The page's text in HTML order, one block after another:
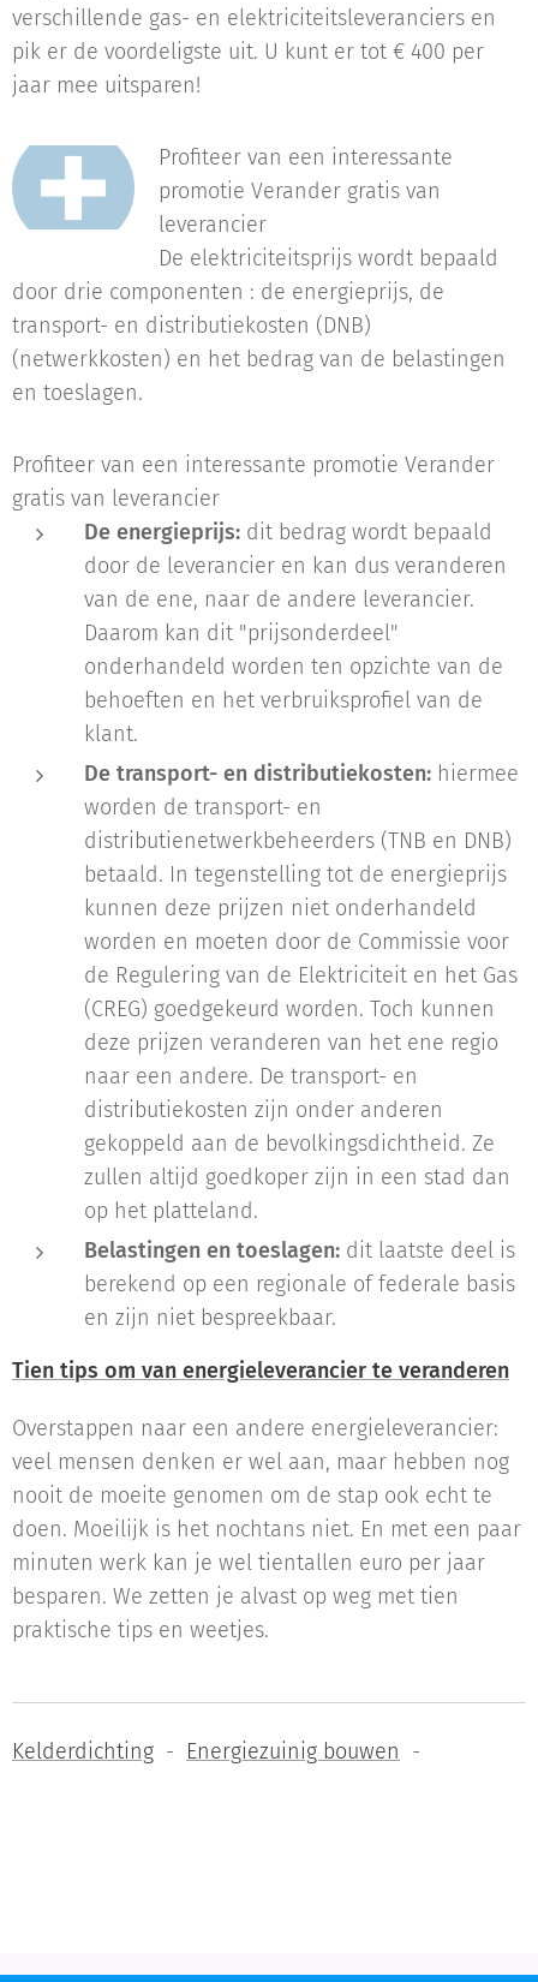
verschillende gas- en elektriciteitsleveranciers en
pik er de voordeligste uit. U kunt er tot € 400 per
jaar mee uitsparen!
Profiteer van een interessante
promotie Verander gratis van
leverancier
De elektriciteitsprijs wordt bepaald
door drie componenten : de energieprijs, de
transport- en distributiekosten (DNB)
(netwerkkosten) en het bedrag van de belastingen
en toeslagen.
Profiteer van een interessante promotie Verander
gratis van leverancier
De energieprijs: dit bedrag wordt bepaald
door de leverancier en kan dus veranderen
van de ene, naar de andere leverancier.
Daarom kan dit "prijsonderdeel"
onderhandeld worden ten opzichte van de
behoeften en het verbruiksprofiel van de
klant.
De transport- en distributiekosten: hiermee
worden de transport- en
distributienetwerkbeheerders (TNB en DNB)
betaald. In tegenstelling tot de energieprijs
kunnen deze prijzen niet onderhandeld
worden en moeten door de Commissie voor
de Regulering van de Elektriciteit en het Gas
(CREG) goedgekeurd worden. Toch kunnen
deze prijzen veranderen van het ene regio
naar een andere. De transport- en
distributiekosten zijn onder anderen
gekoppeld aan de bevolkingsdichtheid. Ze
zullen altijd goedkoper zijn in een stad dan
op het platteland.
Belastingen en toeslagen: dit laatste deel is
berekend op een regionale of federale basis
en zijn niet bespreekbaar.
Tien tips om van energieleverancier te veranderen
Overstappen naar een andere energieleverancier:
veel mensen denken er wel aan, maar hebben nog
nooit de moeite genomen om de stap ook echt te
doen. Moeilijk is het nochtans niet. En met een paar
minuten werk kan je wel tientallen euro per jaar
besparen. We zetten je alvast op weg met tien
praktische tips en weetjes.
Kelderdichting - Energiezuinig bouwen -